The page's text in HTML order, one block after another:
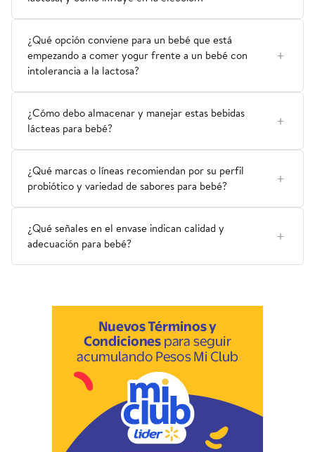
¿Qué opción conviene para un bebé que está
empezando a comer yogur frente a un bebé con
intolerancia a la lactosa?
¿Cómo debo almacenar y manejar estas bebidas
lácteas para bebé?
¿Qué marcas o líneas recomiendan por su perfil
probiótico y variedad de sabores para bebé?
¿Qué señales en el envase indican calidad y
adecuación para bebé?